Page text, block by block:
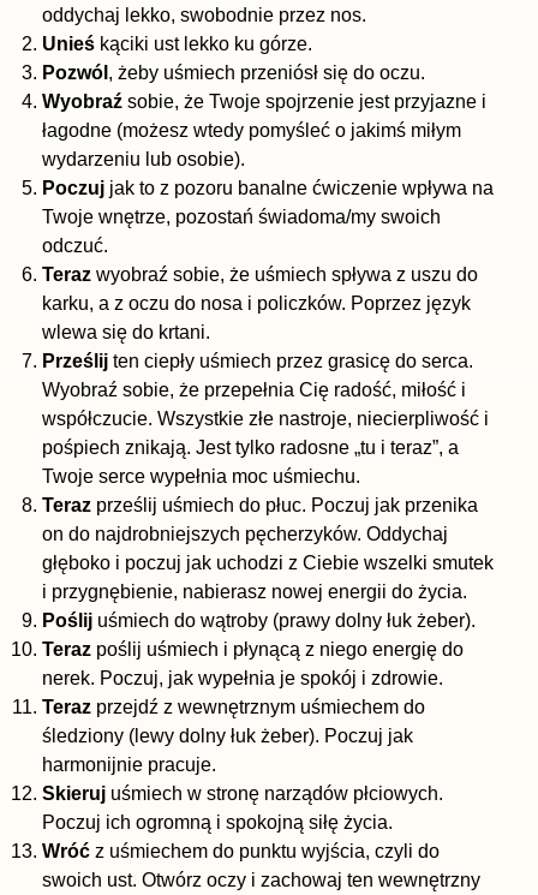
oddychaj lekko, swobodnie przez nos.
Unieś kąciki ust lekko ku górze.
Pozwól , żeby uśmiech przeniósł się do oczu.
Wyobraź sobie, że Twoje spojrzenie jest przyjazne i
łagodne (możesz wtedy pomyśleć o jakimś miłym
wydarzeniu lub osobie).
Poczuj jak to z pozoru banalne ćwiczenie wpływa na
Twoje wnętrze, pozostań świadoma/my swoich
odczuć.
Teraz wyobraź sobie, że uśmiech spływa z uszu do
karku, a z oczu do nosa i policzków. Poprzez język
wlewa się do krtani.
Prześlij ten ciepły uśmiech przez grasicę do serca.
Wyobraź sobie, że przepełnia Cię radość, miłość i
współczucie. Wszystkie złe nastroje, niecierpliwość i
pośpiech znikają. Jest tylko radosne „tu i teraz”, a
Twoje serce wypełnia moc uśmiechu.
Teraz prześlij uśmiech do płuc. Poczuj jak przenika
on do najdrobniejszych pęcherzyków. Oddychaj
głęboko i poczuj jak uchodzi z Ciebie wszelki smutek
i przygnębienie, nabierasz nowej energii do życia.
Poślij uśmiech do wątroby (prawy dolny łuk żeber).
Teraz poślij uśmiech i płynącą z niego energię do
nerek. Poczuj, jak wypełnia je spokój i zdrowie.
Teraz przejdź z wewnętrznym uśmiechem do
śledziony (lewy dolny łuk żeber). Poczuj jak
harmonijnie pracuje.
Skieruj uśmiech w stronę narządów płciowych.
Poczuj ich ogromną i spokojną siłę życia.
Wróć z uśmiechem do punktu wyjścia, czyli do
swoich ust. Otwórz oczy i zachowaj ten wewnętrzny